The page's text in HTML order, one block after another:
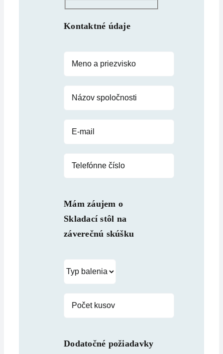
Kontaktné údaje
Mám záujem o
Skladací stôl na
záverečnú skúšku
Dodatočné požiadavky